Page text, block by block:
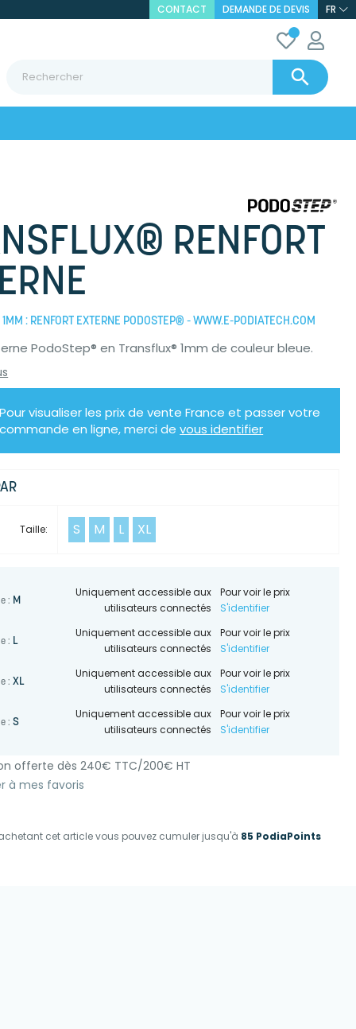
CONTACT DEMANDE DE DEVIS FR

RENFORT
: RENFORT EXTERNE PODOSTEP® - WWW.E-PODIATECH.COM
PodoStep® en Transflux® 1mm de couleur bleue.
Pour visualiser les prix de vente France et passer votre
commande en ligne, merci devous identifier
Taille: S M L XL
: M
Uniquement accessible aux
utilisateurs connectés
Pour voir le prix
S'identifier
: L
Uniquement accessible aux
utilisateurs connectés
Pour voir le prix
S'identifier
: XL
Uniquement accessible aux
utilisateurs connectés
Pour voir le prix
S'identifier
: S
Uniquement accessible aux
utilisateurs connectés
Pour voir le prix
S'identifier
offerte dès 240€ TTC/200€ HT
cet article vous pouvez cumuler jusqu'à 85 PodiaPoints
à mes favoris